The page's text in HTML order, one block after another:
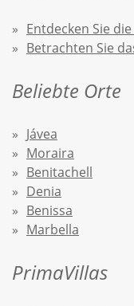
Entdecken Sie
Betrachten Sie
Beliebte Orte
Jávea
Moraira
Benitachell
Denia
Benissa
Marbella
PrimaVillas